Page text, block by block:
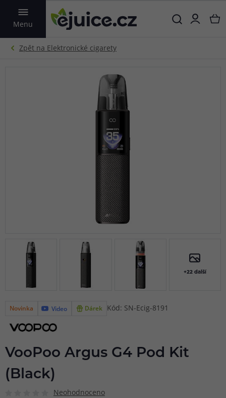
Menu
VYHLEDAT
+22 další
Novinka Video Dárek Kód: SN-Ecig-8191
VooPoo Argus G4 Pod Kit
(Black)
Neohodnoceno